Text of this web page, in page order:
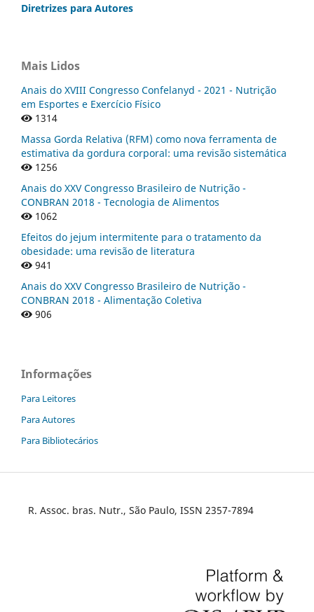
Diretrizes para Autores
Mais Lidos
Anais do XVIII Congresso Confelanyd - 2021 - Nutrição
em Esportes e Exercício Físico
1314
Massa Gorda Relativa (RFM) como nova ferramenta de
estimativa da gordura corporal: uma revisão sistemática
1256
Anais do XXV Congresso Brasileiro de Nutrição -
CONBRAN 2018 - Tecnologia de Alimentos
1062
Efeitos do jejum intermitente para o tratamento da
obesidade: uma revisão de literatura
941
Anais do XXV Congresso Brasileiro de Nutrição -
CONBRAN 2018 - Alimentação Coletiva
906
Informações
Para Leitores
Para Autores
Para Bibliotecários
R. Assoc. bras. Nutr., São Paulo, ISSN 2357-7894